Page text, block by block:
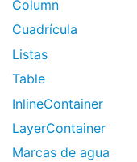
Column
Cuadrícula
Listas
Table
InlineContainer
LayerContainer
Marcas de agua